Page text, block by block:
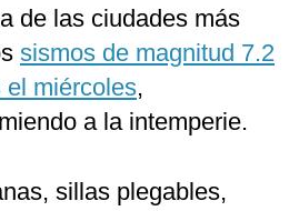
de las ciudades más
sismos de magnitud 7.2
el miércoles,
a la intemperie.
sillas plegables,